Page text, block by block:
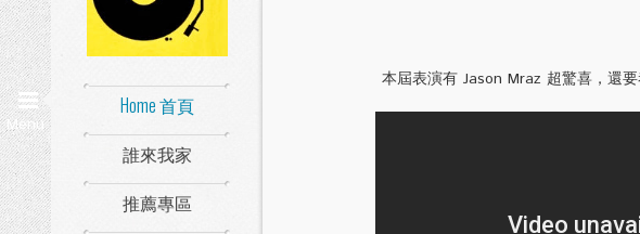
Menu
Home 首頁
誰來我家
推薦專區
本屆表演有 Jason Mraz 超驚喜，還